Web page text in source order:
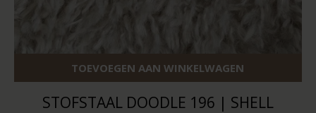
TOEVOEGEN AAN WINKELWAGEN
STOFSTAAL DOODLE 196 | SHELL